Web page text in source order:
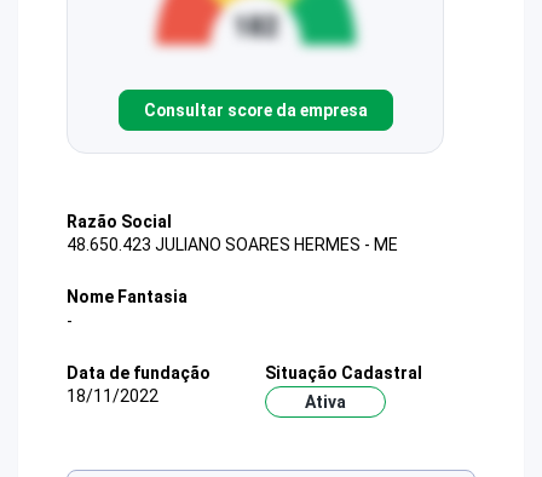
Consultar score da empresa
Razão Social
48.650.423 JULIANO SOARES HERMES - ME
Nome Fantasia
-
Data de fundação
18/11/2022
Situação Cadastral
Ativa